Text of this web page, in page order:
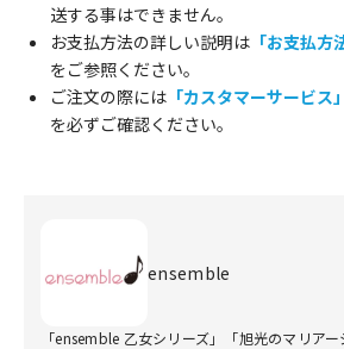
送する事はできません。
お支払方法の詳しい説明は 「お支払方
をご参照ください。
ご注文の際には 「カスタマーサービス」
を必ずご確認ください。
ensemble
「ensemble 乙女シリーズ」「旭光のマリア